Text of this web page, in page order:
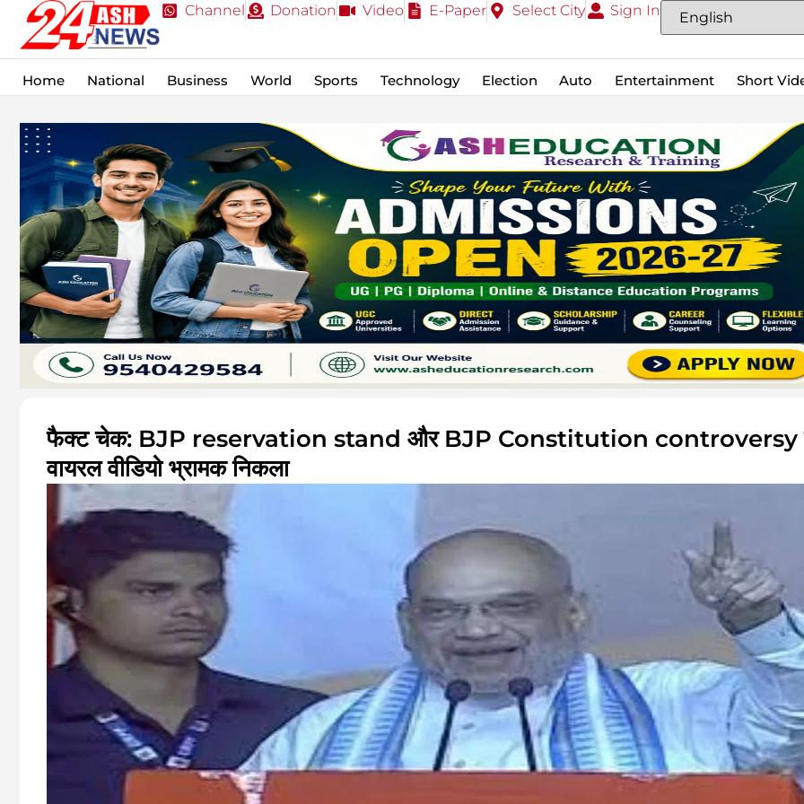
Channel Donation Video E-Paper Select City Sign In
Home National Business World Sports Technology Election Auto Entertainment Short
फैक्ट चेक: BJP reservation stand और BJP Constitution controversy
वायरल वीडियो भ्रामक निकला